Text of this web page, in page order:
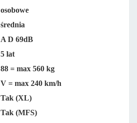
osobowe
średnia
A D 69dB
5 lat
88 = max 560 kg
V = max 240 km/h
Tak (XL)
Tak (MFS)